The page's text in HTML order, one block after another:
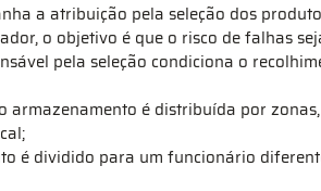
a atribuição pela seleção dos
o objetivo é que o risco de falhas
pela seleção condiciona o
armazenamento é distribuída por
é dividido para um funcionário